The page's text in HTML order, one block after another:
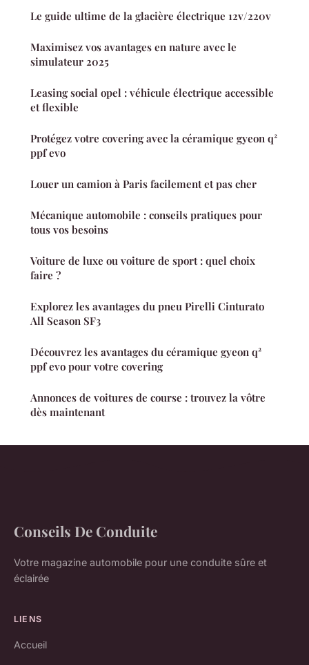
Le guide ultime de la glacière électrique 12v/220v
Maximisez vos avantages en nature avec le
simulateur 2025
Leasing social opel : véhicule électrique accessible
et flexible
Protégez votre covering avec la céramique gyeon q²
ppf evo
Louer un camion à Paris facilement et pas cher
Mécanique automobile : conseils pratiques pour
tous vos besoins
Voiture de luxe ou voiture de sport : quel choix
faire ?
Explorez les avantages du pneu Pirelli Cinturato
All Season SF3
Découvrez les avantages du céramique gyeon q²
ppf evo pour votre covering
Annonces de voitures de course : trouvez la vôtre
dès maintenant
Conseils De Conduite
Votre magazine automobile pour une conduite sûre et
éclairée
LIENS
Accueil